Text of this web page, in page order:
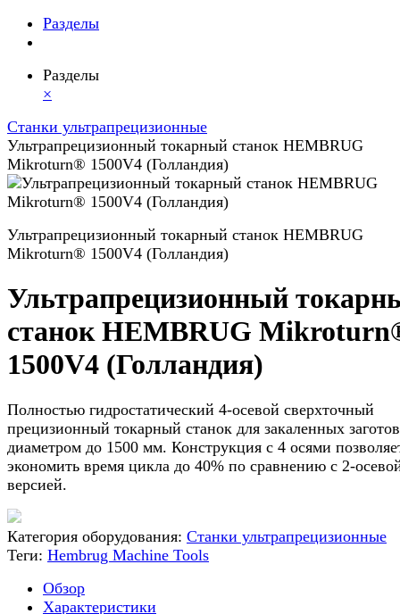
Разделы
Разделы
×
Станки ультрапрецизионные
Ультрапрецизионный токарный станок HEMBRUG
Mikroturn® 1500V4 (Голландия)
Ультрапрецизионный токарный станок HEMBRUG
Mikroturn® 1500V4 (Голландия)
Ультрапрецизионный
станок HEMBRUG
1500V4 (Голландия)
Полностью гидростатический 4-осевой сверхточный
прецизионный токарный станок для закаленных
диаметром до 1500 мм. Конструкция с 4 осями
экономить время цикла до 40% по сравнению с 2-
версией.
Категория оборудования: Станки ультрапрецизионные
Теги: Hembrug Machine Tools
Обзор
Характеристики